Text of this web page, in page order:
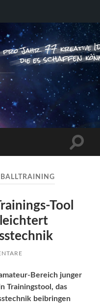
die es schaffen
Tool
Bereich junger
Trainingstool, das
beibringen